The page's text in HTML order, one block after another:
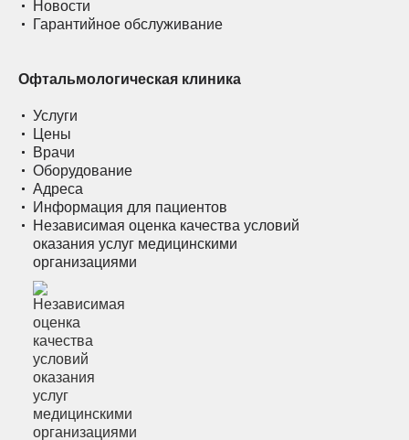
Новости
Гарантийное обслуживание
Офтальмологическая клиника
Услуги
Цены
Врачи
Оборудование
Адреса
Информация для пациентов
Независимая оценка качества условий
оказания услуг медицинскими
организациями